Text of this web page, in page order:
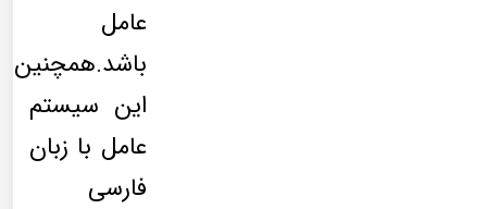
عامل
باشد.همچنین
این سیستم
عامل با زبان
فارسی